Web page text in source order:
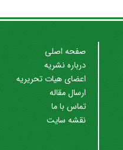
صفحه اصلی
درباره نشریه
اعضای هیات تحریریه
ارسال مقاله
تماس با ما
نقشه سایت